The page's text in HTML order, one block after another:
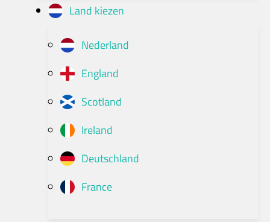
Land kiezen
Nederland
England
Scotland
Ireland
Deutschland
France